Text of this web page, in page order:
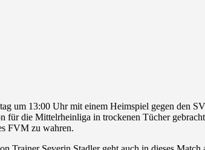
um 13:00 Uhr mit einem Heimspiel gegen den
die Mittelrheinliga in trockenen Tücher
FVM zu wahren.